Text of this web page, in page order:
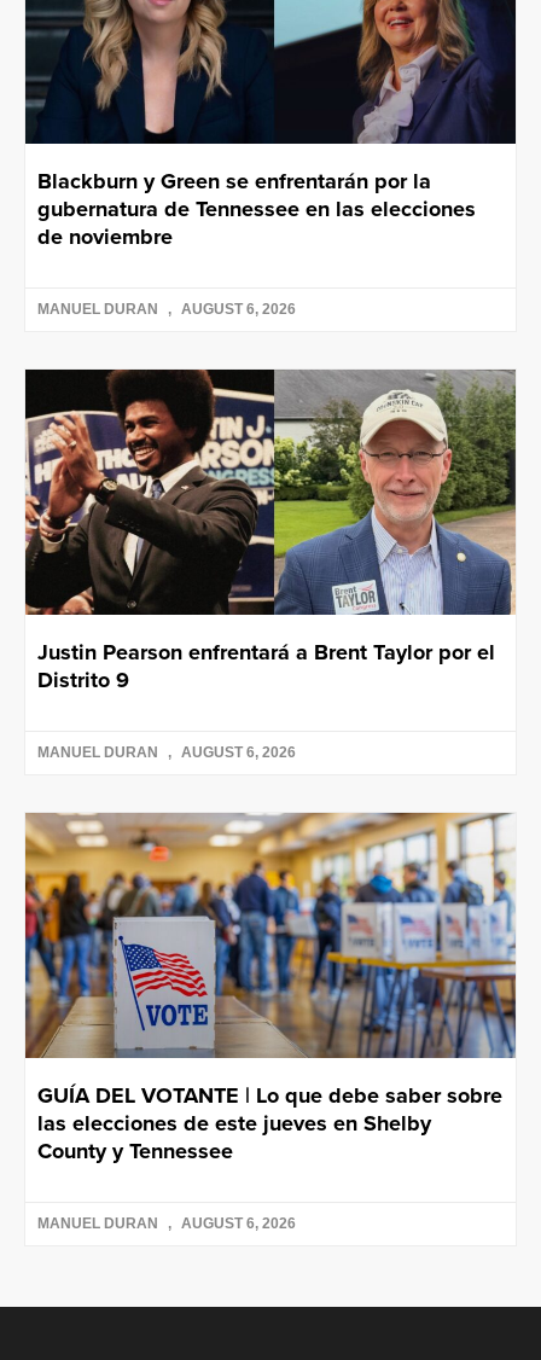
Blackburn y Green se enfrentarán por la
gubernatura de Tennessee en las elecciones
de noviembre
MANUEL DURAN AUGUST 6, 2026
Justin Pearson enfrentará a Brent Taylor por el
Distrito 9
MANUEL DURAN AUGUST 6, 2026
GUÍA DEL VOTANTE | Lo que debe saber sobre
las elecciones de este jueves en Shelby
County y Tennessee
MANUEL DURAN AUGUST 6, 2026